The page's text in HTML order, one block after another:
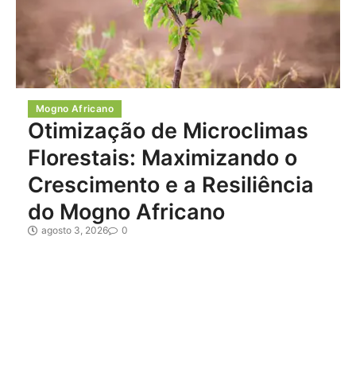
Mogno Africano
Otimização de Microclimas
Florestais: Maximizando o
Crescimento e a Resiliência
do Mogno Africano
agosto 3, 2026 0